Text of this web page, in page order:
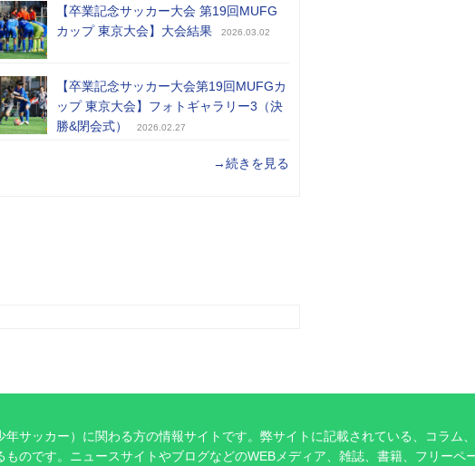
【卒業記念サッカー大会 第19回MUFG
カップ 東京大会】大会結果
2026.03.02
【卒業記念サッカー大会第19回MUFGカ
ップ 東京大会】フォトギャラリー3（決
勝&閉会式）
2026.02.27
→続きを見る
サッカー）に関わる方の情報サイトです。弊サイトに記載されている、コラム
のです。ニュースサイトやブログなどのWEBメディア、雑誌、書籍、フリーペ